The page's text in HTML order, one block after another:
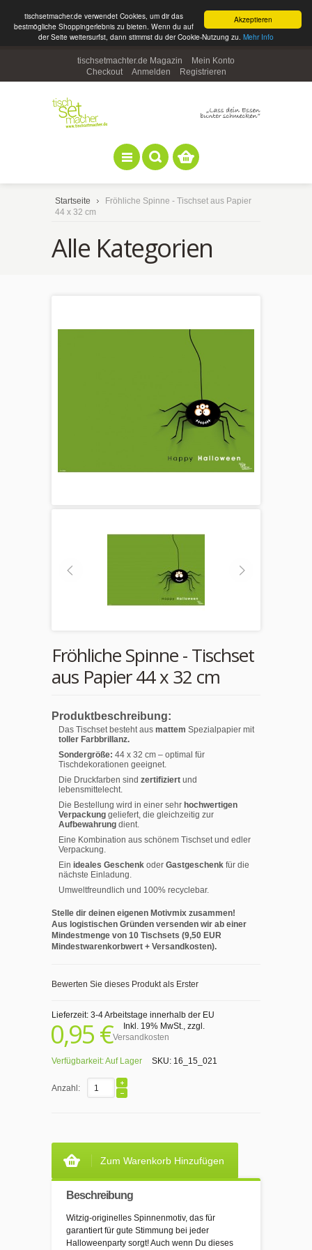
Akzeptieren
tischsetmacher.de verwendet Cookies, um dir das
bestmögliche Shoppingerlebnis zu bieten. Wenn du auf
der Seite weitersurfst, dann stimmst du der Cookie-Nutzung zu. Mehr Info
tischsetmachter.de Magazin
Mein Konto
Checkout
Anmelden Registrieren
Startseite
Fröhliche Spinne - Tischset aus Papier
44 x 32 cm
Alle Kategorien
Fröhliche Spinne - Tischset
aus Papier 44 x 32 cm
Produktbeschreibung:
Das Tischset besteht aus mattem Spezialpapier mit
toller Farbbrillanz.
Sondergröße: 44 x 32 cm – optimal für
Tischdekorationen geeignet.
Die Druckfarben sind zertifiziert und
lebensmittelecht.
Die Bestellung wird in einer sehr hochwertigen
Verpackung geliefert, die gleichzeitig zur
Aufbewahrung dient.
Eine Kombination aus schönem Tischset und edler
Verpackung.
Ein ideales Geschenk oder Gastgeschenk für die
nächste Einladung.
Umweltfreundlich und 100% recyclebar.
Stelle dir deinen eigenen Motivmix zusammen!
Aus logistischen Gründen versenden wir ab einer
Mindestmenge von 10 Tischsets (9,50 EUR
Mindestwarenkorbwert + Versandkosten).
Bewerten Sie dieses Produkt als Erster
Lieferzeit: 3-4 Arbeitstage innerhalb der EU
0,95 € Inkl. 19% MwSt., zzgl.
Versandkosten
Verfügbarkeit:Auf Lager SKU: 16_15_021
Anzahl:
Zum Warenkorb Hinzufügen
Beschreibung
Witzig-originelles Spinnenmotiv, das für
garantiert für gute Stimmung bei jeder
Halloweenparty sorgt! Auch wenn Du dieses